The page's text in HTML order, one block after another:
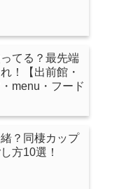
てる？最先端
！【出前館・
menu・フード
？同棲カップ
方10選！